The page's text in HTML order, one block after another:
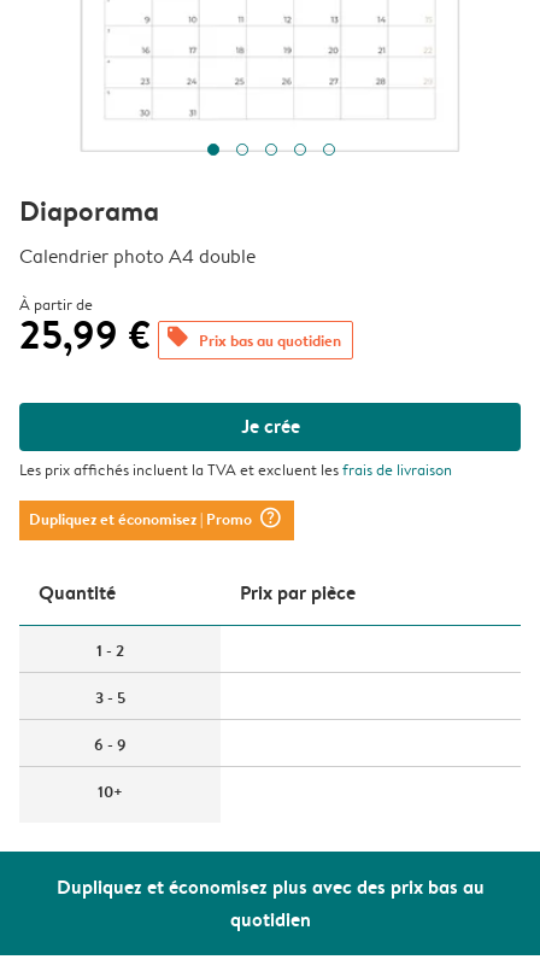
Dupliquez et économisez plus avec des prix bas au
quotidien
Diaporama
Calendrier photo A4 double
À partir de
25,99 € offers Prix bas au quotidien
Je crée
Les prix affichés incluent la TVA et excluent lesfrais de livraison
Dupliquez et économisez| Promo question_mark_circle
Quantité Prix ​​par pièce
1 - 2
3 - 5
6 - 9
10+